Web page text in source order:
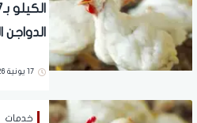
17 يونية 2026 | 10:03 صباحاً
خدمات